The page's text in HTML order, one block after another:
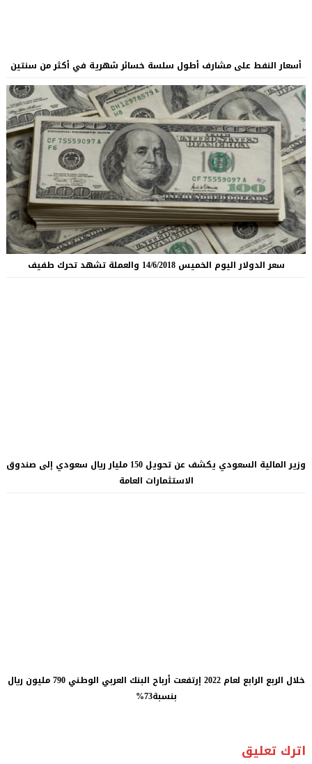
أسعار النفط على مشارف أطول سلسة خسائر شهرية في أكثر من سنتين
سعر الدولار اليوم الخميس 14/6/2018 والعملة تشهد تحرك طفيف
وزير المالية السعودي يكشف عن تحويل 150 مليار ريال سعودي إلى صندوق
الاستثمارات العامة
خلال الربع الرابع لعام 2022 إرتفعت أرباح البنك العربي الوطني 790 مليون ريال
بنسبة73%
اترك تعليق